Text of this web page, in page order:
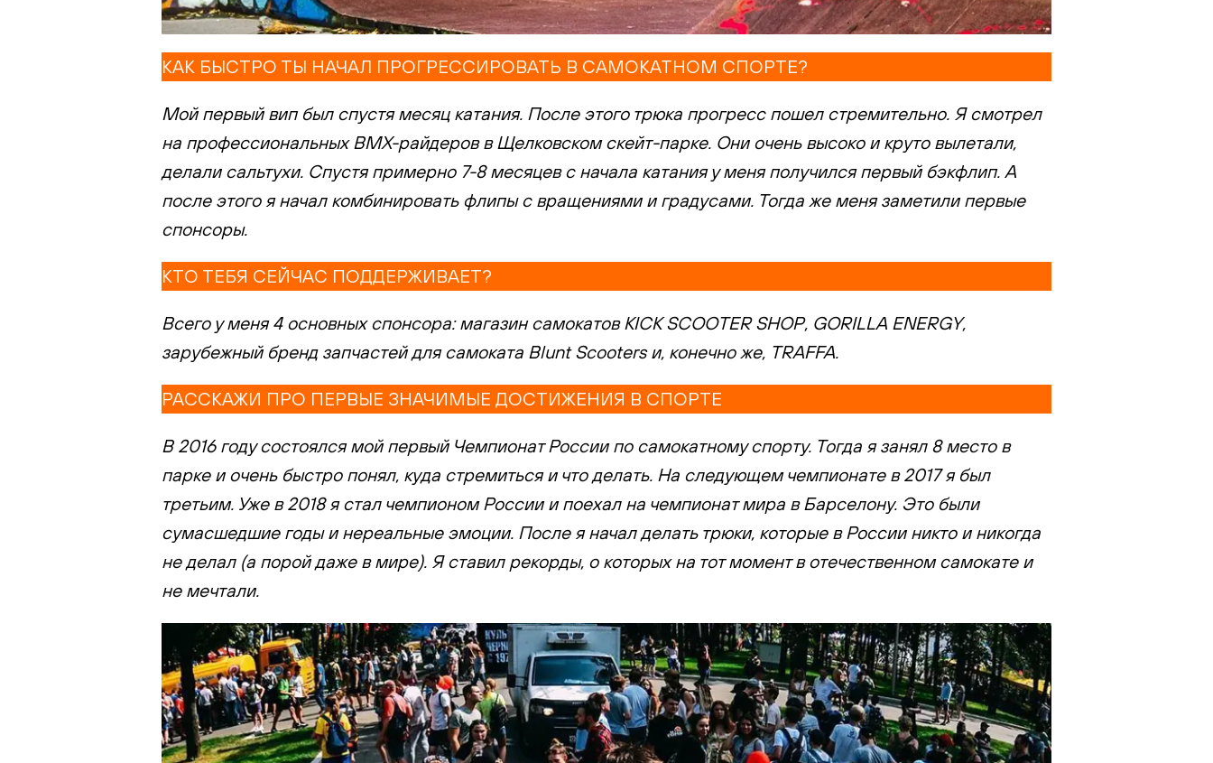
КАК БЫСТРО ТЫ НАЧАЛ ПРОГРЕССИРОВАТЬ В САМОКАТНОМ СПОРТЕ?
Мой первый вип был спустя месяц катания. После этого трюка прогресс пошел стремительно. Я смотрел
на профессиональных BMX-райдеров в Щелковском скейт-парке. Они очень высоко и круто вылетали,
делали сальтухи. Спустя примерно 7-8 месяцев с начала катания у меня получился первый бэкфлип. А
после этого я начал комбинировать флипы с вращениями и градусами. Тогда же меня заметили первые
спонсоры.
КТО ТЕБЯ СЕЙЧАС ПОДДЕРЖИВАЕТ?
Всего у меня 4 основных спонсора: магазин самокатов KICK SCOOTER SHOP, GORILLA ENERGY,
зарубежный бренд запчастей для самоката Blunt Scooters и, конечно же, TRAFFA.
РАССКАЖИ ПРО ПЕРВЫЕ ЗНАЧИМЫЕ ДОСТИЖЕНИЯ В СПОРТЕ
В 2016 году состоялся мой первый Чемпионат России по самокатному спорту. Тогда я занял 8 место в
парке и очень быстро понял, куда стремиться и что делать. На следующем чемпионате в 2017 я был
третьим. Уже в 2018 я стал чемпионом России и поехал на чемпионат мира в Барселону. Это были
сумасшедшие годы и нереальные эмоции. После я начал делать трюки, которые в России никто и никогда
не делал (а порой даже в мире). Я ставил рекорды, о которых на тот момент в отечественном самокате и
не мечтали.